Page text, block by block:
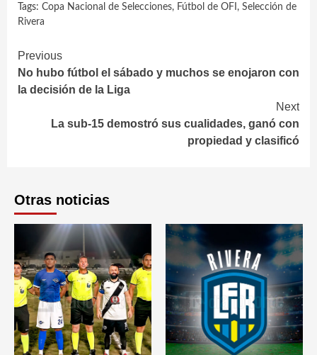
Tags: Copa Nacional de Selecciones, Fútbol de OFI , Selección de
Rivera
Continue
Reading
Previous
No hubo fútbol el sábado y muchos se enojaron con
la decisión de la Liga
Next
La sub-15 demostró sus cualidades, ganó con
propiedad y clasificó
Otras noticias